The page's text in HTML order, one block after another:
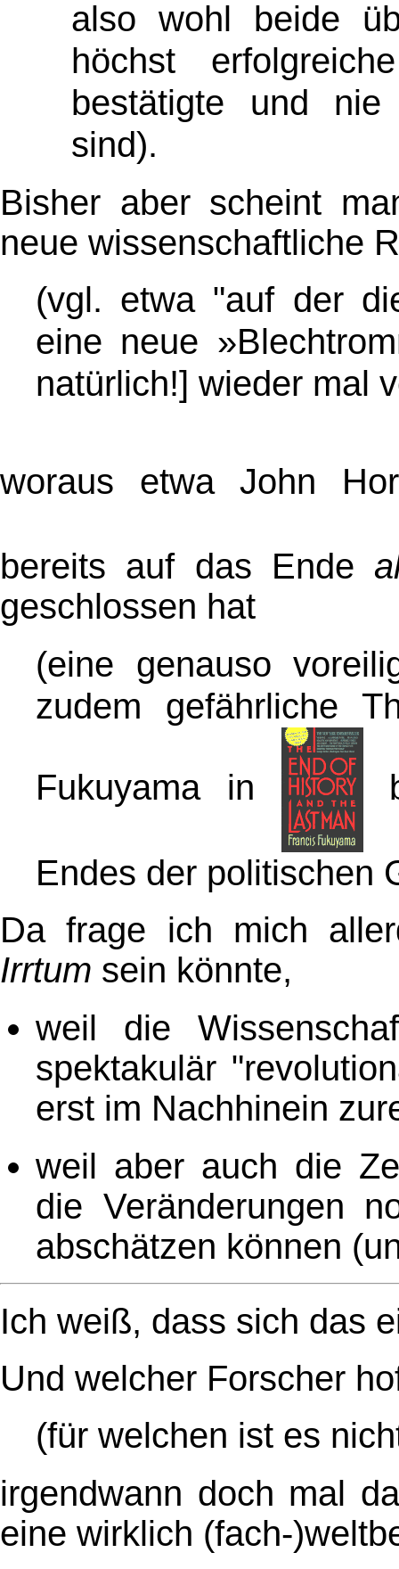
also wohl beide
höchst
bestätigte und
sind).
Bisher aber scheint
neue wissenschaftliche
(vgl. etwa "auf der
eine neue
natürlich!] wieder mal
woraus etwa John
bereits auf das Ende
geschlossen hat
(eine genauso
zudem gefährliche
Fukuyama in
Endes der politischen
Da frage ich mich
Irrtum sein könnte,
weil die
spektakulär
erst im Nachhinein
weil aber auch die
die Veränderungen
abschätzen können
Ich weiß, dass sich das
Und welcher Forscher
(für welchen ist es
irgendwann doch mal
eine wirklich (fach-